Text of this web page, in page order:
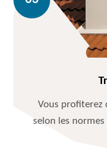
Vous profiterez
selon les